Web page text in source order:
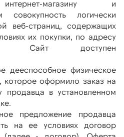
магазину и
совокупность логически
веб-страниц, содержащих
Сайт доступен
дееспособное физическое
оформило заказ на
продавца в установленном
предложение продавца
на ее условиях договор